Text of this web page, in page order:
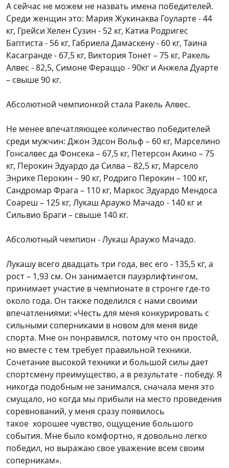
А сейчас не можем не назвать имена победителей.
Среди женщин это: Мария Жукинаква Гоуларте - 44
кг, Грейси Хелен Сузин - 52 кг, Катиа Родригес
Баптиста - 56 кг, Габриела Дамаскену - 60 кг, Таина
Касагранде - 67,5 кг, Виктория Тонет – 75 кг, Ракель
Алвес - 82,5, Симоне Фераццо - 90кг и Анжела Дуарте
– свыше 90 кг.
Абсолютной чемпионкой стала Ракель Алвес.
Не менее впечатляющее количество победителей
среди мужчин: Джон Эдсон Вольф – 60 кг, Марселино
Гонсалвес да Фонсека – 67,5 кг, Петерсон Акино – 75
кг, Перокин Эдуардо да Силва – 82,5 кг, Марсело
Энрике Перокин – 90 кг, Родриго Перокин – 100 кг,
Сандромар Фрага – 110 кг, Маркос Эдуардо Мендоса
Соареш – 125 кг, Лукаш Араужо Мачадо - 140 кг и
Сильвио Браги – свыше 140 кг.
Абсолютный чемпион - Лукаш Араужо Мачадо.
Лукашу всего двадцать три года, вес его - 135,5 кг, а
рост – 1,93 см. Он занимается пауэрлифтингом,
принимает участие в чемпионате в стронге где-то
около года. Он также поделился с нами своими
впечатлениями: «Честь для меня конкурировать с
сильными соперниками в новом для меня виде
спорта. Мне он понравился, потому что он простой,
но вместе с тем требует правильной техники.
Сочетание высокой техники и большой силы дает
спортсмену преимущество, а в результате - победу. Я
никогда подобным не занимался, сначала меня это
смущало, но когда мы прибыли на место проведения
соревнований, у меня сразу появилось
такое хорошее чувство, ощущение большого
события. Мне было комфортно, я довольно легко
победил, но выражаю свое уважение всем своим
соперникам».